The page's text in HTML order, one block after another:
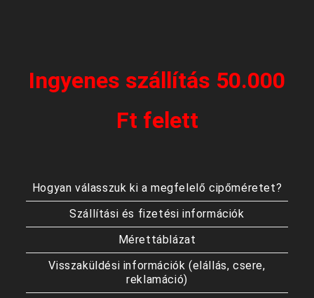
Ingyenes szállítás 50.000
Ft felett
Hogyan válasszuk ki a megfelelő cipőméretet?
Szállítási és fizetési információk
Mérettáblázat
Visszaküldési információk (elállás, csere,
reklamáció)